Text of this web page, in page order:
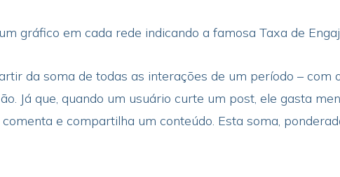
gráfico em cada rede indicando a famosa Taxa de
da soma de todas as interações de um período – com
Já que, quando um usuário curte um post, ele gasta
e compartilha um conteúdo. Esta soma,